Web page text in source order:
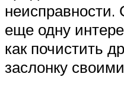
неисправности.
еще одну
как почистить
заслонку